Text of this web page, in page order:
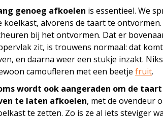
genoeg afkoelen is essentieel. We
koelkast, alvorens de taart te
bij het ontvormen. Dat er
zit, is trouwens normaal: dat
en daarna weer een stukje inzakt.
camoufleren met een beetje fruit.
wordt ook aangeraden om de
te laten afkoelen, met de ovendeur
te zetten. Zo is ze al iets steviger